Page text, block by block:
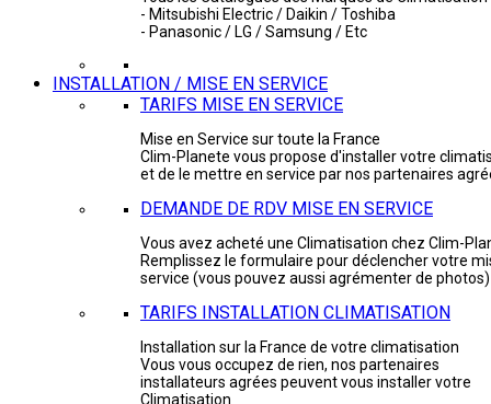
- Mitsubishi Electric / Daikin / Toshiba
- Panasonic / LG / Samsung / Etc
INSTALLATION / MISE EN SERVICE
TARIFS MISE EN SERVICE
Mise en Service sur toute la France
Clim-Planete vous propose d'installer votre
et de le mettre en service par nos partenaires
DEMANDE DE RDV MISE EN SERVICE
Vous avez acheté une Climatisation chez Clim-
Remplissez le formulaire pour déclencher votre
service (vous pouvez aussi agrémenter de photos)
TARIFS INSTALLATION CLIMATISATION
Installation sur la France de votre climatisation
Vous vous occupez de rien, nos partenaires
installateurs agrées peuvent vous installer votre
Climatisation